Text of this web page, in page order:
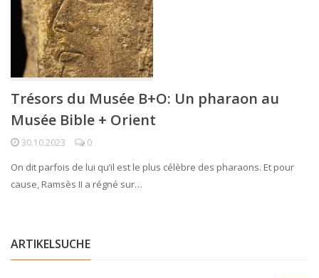
Trésors du Musée B+O: Un pharaon au
Musée Bible + Orient
30.10.2023 0
On dit parfois de lui qu’il est le plus célèbre des pharaons. Et pour
cause, Ramsès II a régné sur…
ARTIKELSUCHE